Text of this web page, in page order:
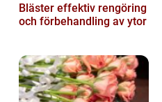
Bläster effektiv rengöring
och förbehandling av ytor